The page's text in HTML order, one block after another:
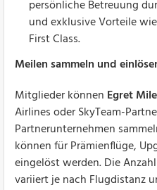
persönliche Betreuung
und exklusive Vorteile
First Class.
Meilen sammeln und
Mitglieder können Egret
Airlines oder SkyTeam-
Partnerunternehmen
können für Prämienflüge,
eingelöst werden. Die
variiert je nach Flugdistanz